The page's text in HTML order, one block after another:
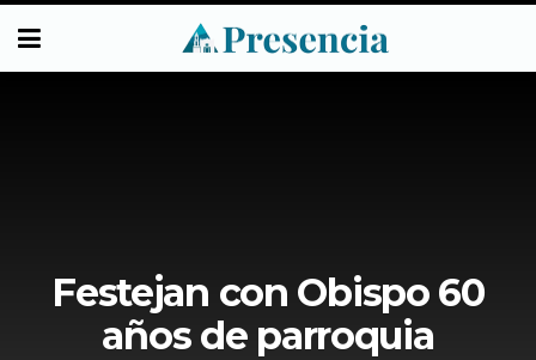
Festejan con Obispo 60
años de parroquia